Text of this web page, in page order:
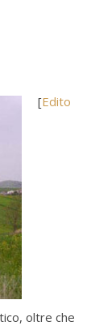
[Edito
oltre che